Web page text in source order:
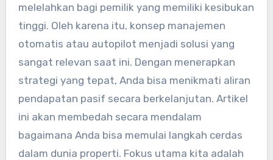
melelahkan bagi pemilik yang memiliki kesibukan
tinggi. Oleh karena itu, konsep manajemen
otomatis atau autopilot menjadi solusi yang
sangat relevan saat ini. Dengan menerapkan
strategi yang tepat, Anda bisa menikmati aliran
pendapatan pasif secara berkelanjutan. Artikel
ini akan membedah secara mendalam
bagaimana Anda bisa memulai langkah cerdas
dalam dunia properti. Fokus utama kita adalah